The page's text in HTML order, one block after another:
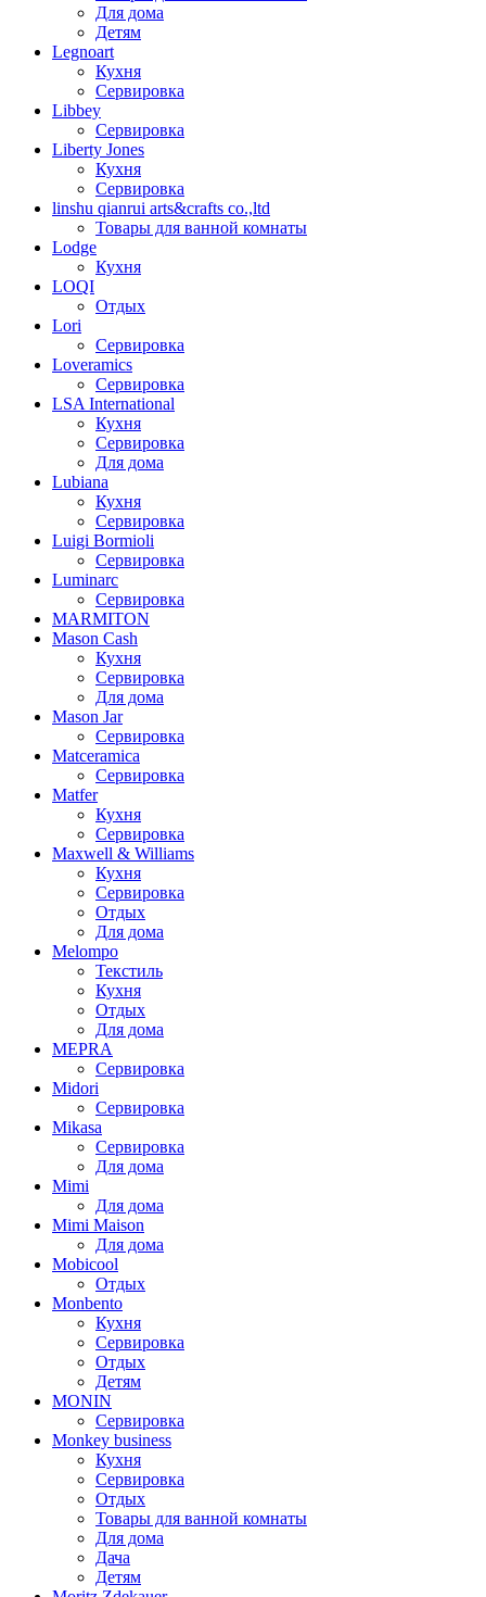
Для дома
Детям
Legnoart
Кухня
Сервировка
Libbey
Сервировка
Liberty Jones
Кухня
Сервировка
linshu qianrui arts&crafts co.,ltd
Товары для ванной комнаты
Lodge
Кухня
LOQI
Отдых
Lori
Сервировка
Loveramics
Сервировка
LSA International
Кухня
Сервировка
Для дома
Lubiana
Кухня
Сервировка
Luigi Bormioli
Сервировка
Luminarc
Сервировка
MARMITON
Mason Cash
Кухня
Сервировка
Для дома
Mason Jar
Сервировка
Matceramica
Сервировка
Matfer
Кухня
Сервировка
Maxwell & Williams
Кухня
Сервировка
Отдых
Для дома
Melompo
Текстиль
Кухня
Отдых
Для дома
MEPRA
Сервировка
Midori
Сервировка
Mikasa
Сервировка
Для дома
Mimi
Для дома
Mimi Maison
Для дома
Mobicool
Отдых
Monbento
Кухня
Сервировка
Отдых
Детям
MONIN
Сервировка
Monkey business
Кухня
Сервировка
Отдых
Товары для ванной комнаты
Для дома
Дача
Детям